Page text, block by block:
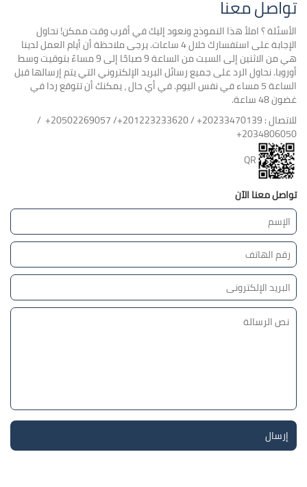
تواصل معنا
الأسئلة ؟ املأ هذا النموذج ونعود إليك في أقرب وقت ممكن! نحاول
الإجابة على استفسارك خلال 4 ساعات. يرجى ملاحظة أن أيام العمل لدينا
هي من الاثنين إلى السبت من الساعة 9 صباحًا إلى 9 مساءً بتوقيت وسط
أوروبا. نحاول الرد على جميع رسائل البريد الإلكتروني التي يتم إرسالها قبل
الساعة 5 مساء في نفس اليوم. في أي حال ، يمكنك أن تتوقع ردا في
غضون 48 ساعة.
للاتصال : 20233470139+ / 201223233620+/ 20502269057+ /
2034806050+
QR
تواصل معنا الآن